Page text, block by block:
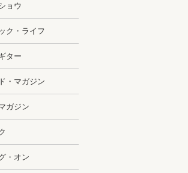
ョウ
ク・ライフ
ター
・マガジン
ガジン
・オン